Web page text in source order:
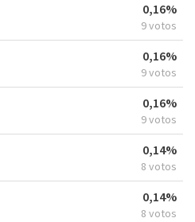
0,16%
9 votos
0,16%
9 votos
0,16%
9 votos
0,14%
8 votos
0,14%
8 votos